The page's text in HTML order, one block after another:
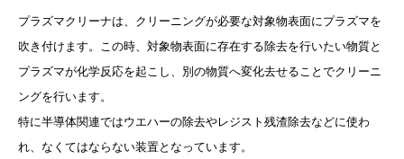
プラズマクリーナは、クリーニングが必要な対象物表面にプラズマを
吹き付けます。この時、対象物表面に存在する除去を行いたい物質と
プラズマが化学反応を起こし、別の物質へ変化去せることでクリーニ
ングを行います。
特に半導体関連ではウエハーの除去やレジスト残渣除去などに使わ
れ、なくてはならない装置となっています。